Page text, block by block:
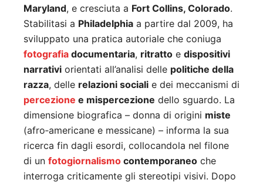
Maryland, e cresciuta a Fort Collins, Colorado.
Stabilitasi a Philadelphia a partire dal 2009, ha
sviluppato una pratica autoriale che coniuga
fotografia documentaria, ritratto e dispositivi
narrativi orientati all’analisi delle politiche della
razza, delle relazioni sociali e dei meccanismi di
percezione e mispercezione dello sguardo. La
dimensione biografica – donna di origini miste
(afro‑americane e messicane) – informa la sua
ricerca fin dagli esordi, collocandola nel filone
di un fotogiornalismo contemporaneo che
interroga criticamente gli stereotipi visivi. Dopo